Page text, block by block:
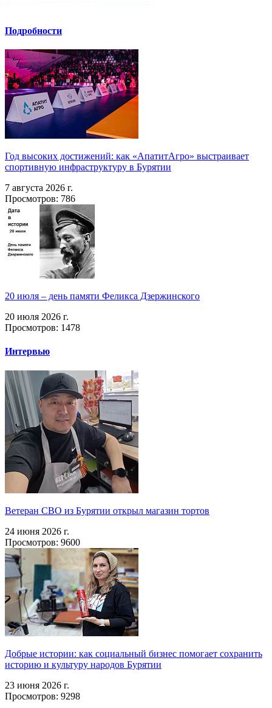
Подробности
Год высоких достижений: как «АпатитАгро» выстраивает
спортивную инфраструктуру в Бурятии
7 августа 2026 г.
Просмотров: 786
20 июля – день памяти Феликса Дзержинского
20 июля 2026 г.
Просмотров: 1478
Интервью
Ветеран СВО из Бурятии открыл магазин тортов
24 июня 2026 г.
Просмотров: 9600
Добрые истории: как социальный бизнес помогает сохранить
историю и культуру народов Бурятии
23 июня 2026 г.
Просмотров: 9298